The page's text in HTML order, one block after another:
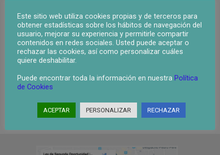
PREVIOUS POST
Ley Segunda Oportunidad Rocafort
NEXT POST
Ley Segunda Oportunidad Paterna
Este sitio web utiliza cookies propias y de terceros para
obtener estadísticas sobre los hábitos de navegación del
usuario, mejorar su experiencia y permitirle compartir
contenidos en redes sociales. Usted puede aceptar o
rechazar las cookies, así como personalizar cuáles
quiere deshabilitar.
Puede encontrar toda la información en nuestra Política
de Cookies
ACEPTAR PERSONALIZAR RECHAZAR